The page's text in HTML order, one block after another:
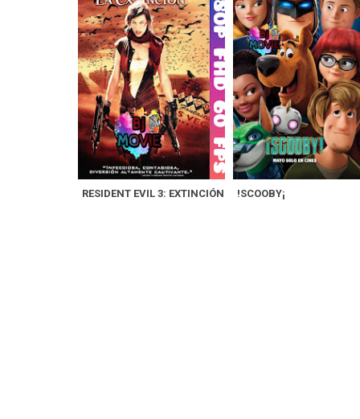
RESIDENT EVIL 3: EXTINCIÓN !SCOOBY¡